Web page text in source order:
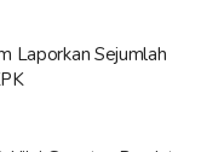
Laporkan Sejumlah